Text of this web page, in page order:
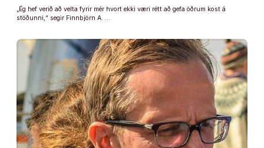
„Ég hef verið að velta fyrir mér hvort ekki væri rétt að gefa öðrum kost á
stöðunni,“ segir Finnbjörn A. …